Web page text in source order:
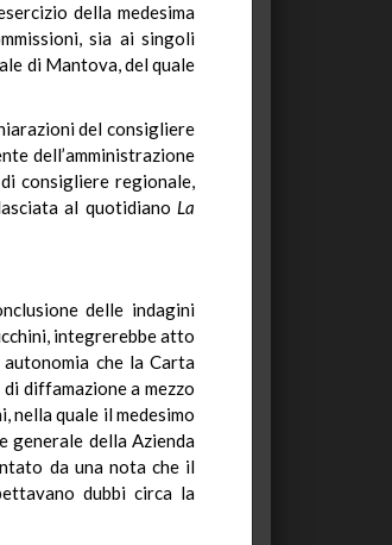
della medesima
sia ai singoli
di Mantova, del quale
del consigliere
dell’amministrazione
consigliere regionale,
al quotidiano La
delle indagini
integrerebbe atto
che la Carta
diffamazione a mezzo
nella quale il medesimo
generale della Azienda
da una nota che il
dubbi circa la